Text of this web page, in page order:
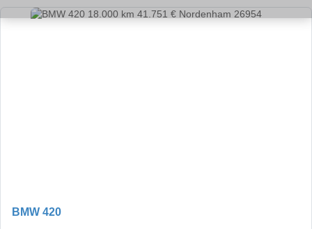
BMW 420